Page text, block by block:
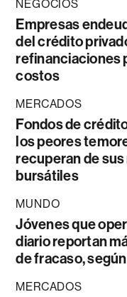
NEGOCIOS
Empresas
del crédito
refinanciaciones
costos
MERCADOS
Fondos de
los peores
recuperan de
bursátiles
MUNDO
Jóvenes que
diario reportan
de fracaso,
MERCADOS